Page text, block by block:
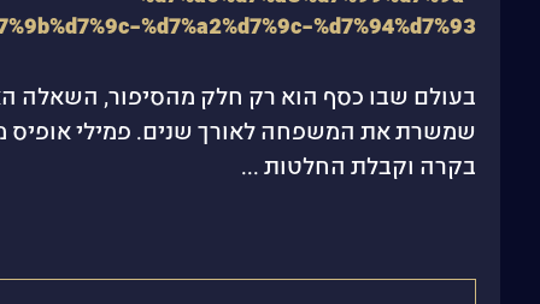
%d7%a2%d7%9c-%d7%94%d7%93
בעולם שבו כסף הוא רק חלק מהסיפור, השאלה
שמשרת את המשפחה לאורך שנים. פמילי אופיס
בקרה וקבלת החלטות